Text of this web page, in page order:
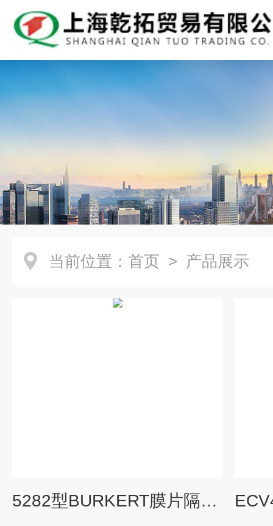
当前位置： 首页 > 产品展示
5282型BURKERT膜片隔离电磁阀00220297应用